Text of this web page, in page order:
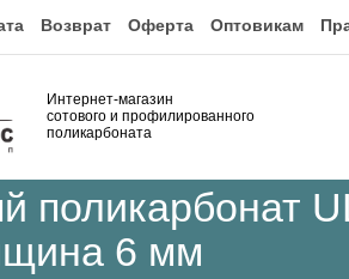
Возврат Оферта Оптовикам
Интернет-магазин
сотового и профилированного
поликарбоната
поликарбонат
6 мм